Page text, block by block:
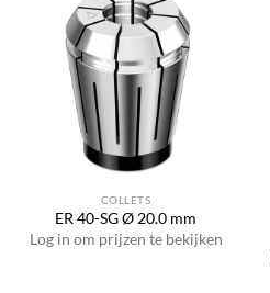
COLLETS
ER 40-SG Ø 20.0 mm
Log in om prijzen te bekijken